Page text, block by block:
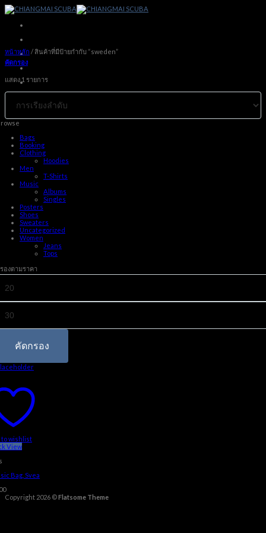
Skip
to
content
หน้าหลัก / สินค้าที่มีป้ายกำกับ “sweden”
คัดกรอง
แสดง 1 รายการ
Bags
Booking
Clothing
Hoodies
Men
T-Shirts
Music
Albums
Singles
Posters
Shoes
Sweaters
Uncategorized
Women
Jeans
Tops
องตามราคา
สุด
คัดกรอง
to wishlist
View
Bag, Svea
Copyright 2026 ©Flatsome Theme